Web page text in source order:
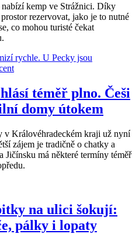
kemp ve Strážnici. Díky
rezervovat, jako je to nutné
co mohou turisté čekat
téměř plno. Češi
domy útokem
v Královéhradeckém kraji už nyní
zájem je tradičně o chatky a
má některé termíny téměř
na ulici šokují:
pálky i lopaty